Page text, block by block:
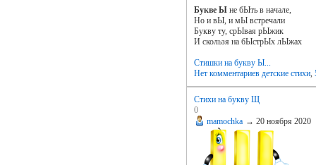
Букве Ыне бЫть в начале,
Но и вЫ, и мЫ встречали
Букву ту, срЫвая рЫжик
И скользя на бЫстрЫх лЫжах
Стишки на букву Ы...
Нет комментариев детские стихи,
Стихи на букву Щ
0
mamochka → 20 ноября 2020